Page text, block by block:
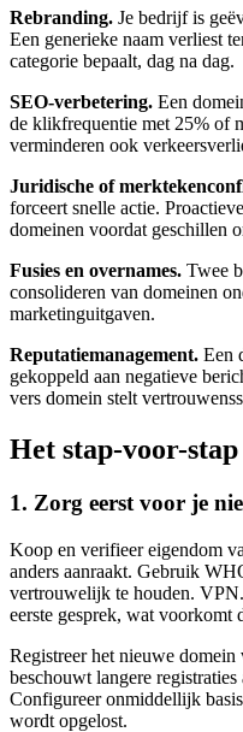
Rebranding. Je bedrijf is
Een generieke naam verliest
categorie bepaalt, dag na dag.
SEO-verbetering. Een
de klikfrequentie met 25% of
verminderen ook
Juridische of
forceert snelle actie.
domeinen voordat geschillen
Fusies en overnames. Twee
consolideren van domeinen
marketinguitgaven.
Reputatiemanagement. Een
gekoppeld aan negatieve
vers domein stelt
Het stap-voor-
1. Zorg eerst voor je
Koop en verifieer eigendom
anders aanraakt. Gebruik
vertrouwelijk te houden.
eerste gesprek, wat voorkomt
Registreer het nieuwe
beschouwt langere
Configureer onmiddellijk
wordt opgelost.